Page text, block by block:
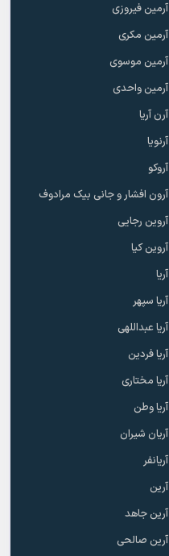
آرمین فیروزی
آرمین مکری
آرمین موسوی
آرمین واحدی
آرن آریا
آرنویا
آروکو
آرون افشار و جانی بیک مرادوف
آروین رجایی
آروین کیا
آریا
آریا سپهر
آریا عبداللهی
آریا فردین
آریا مختاری
آریا وطن
آریان شیران
آریانفر
آرین
آرین جاهد
آرین صالحی